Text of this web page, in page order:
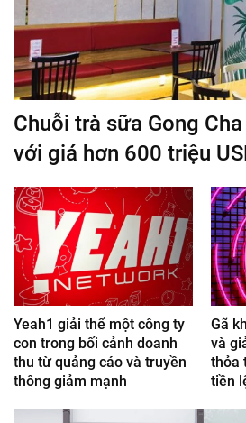
Chuỗi trà sữa Gong
với giá hơn 600 triệu
Yeah1 giải thể một công ty
con trong bối cảnh doanh
thu từ quảng cáo và truyền
thông giảm mạnh
Gã
và
thỏa
tiền